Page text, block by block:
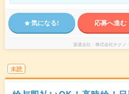
気になる! 応募へ進む
派遣会社 株式会社テクノ
未読